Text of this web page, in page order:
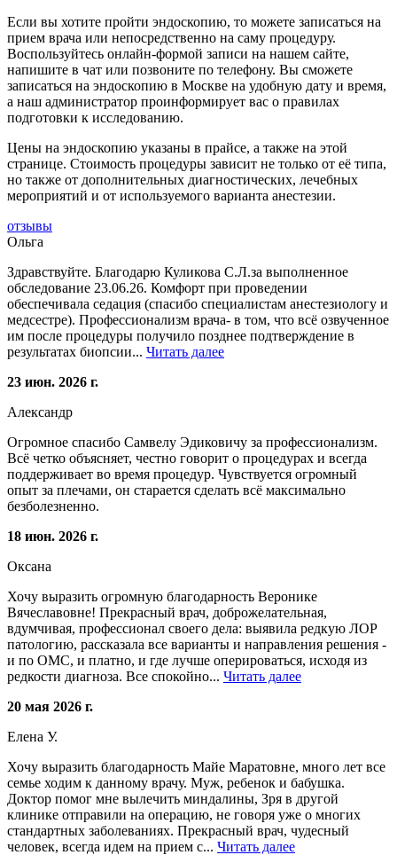
Если вы хотите пройти эндоскопию, то можете записаться на
прием врача или непосредственно на саму процедуру.
Воспользуйтесь онлайн-формой записи на нашем сайте,
напишите в чат или позвоните по телефону. Вы сможете
записаться на эндоскопию в Москве на удобную дату и время,
а наш администратор проинформирует вас о правилах
подготовки к исследованию.
Цены на эндоскопию указаны в прайсе, а также на этой
странице. Стоимость процедуры зависит не только от её типа,
но также от дополнительных диагностических, лечебных
мероприятий и от используемого варианта анестезии.
отзывы
Ольга
Здравствуйте. Благодарю Куликова С.Л.за выполненное
обследование 23.06.26. Комфорт при проведении
обеспечивала седация (спасибо специалистам анестезиологу и
медсестре). Профессионализм врача- в том, что всё озвученное
им после процедуры получило позднее подтверждение в
результатах биопсии... Читать далее
23 июн. 2026 г.
Александр
Огромное спасибо Самвелу Эдиковичу за профессионализм.
Всё четко объясняет, честно говорит о процедурах и всегда
поддерживает во время процедур. Чувствуется огромный
опыт за плечами, он старается сделать всё максимально
безболезненно.
18 июн. 2026 г.
Оксана
Хочу выразить огромную благодарность Веронике
Вячеславовне! Прекрасный врач, доброжелательная,
вдумчивая, профессионал своего дела: выявила редкую ЛОР
патологию, рассказала все варианты и направления решения -
и по ОМС, и платно, и где лучше оперироваться, исходя из
редкости диагноза. Все спокойно... Читать далее
20 мая 2026 г.
Елена У.
Хочу выразить благодарность Майе Маратовне, много лет все
семье ходим к данному врачу. Муж, ребенок и бабушка.
Доктор помог мне вылечить миндалины, Зря в другой
клинике отправили на операцию, не говоря уже о многих
стандартных заболеваниях. Прекрасный врач, чудесный
человек, всегда идем на прием с... Читать далее